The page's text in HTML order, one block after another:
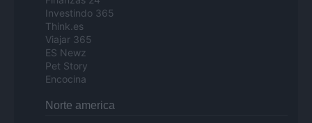
Investindo 365
Think.es
Viajar 365
ES Newz
Pet Story
Encocina
Norte america